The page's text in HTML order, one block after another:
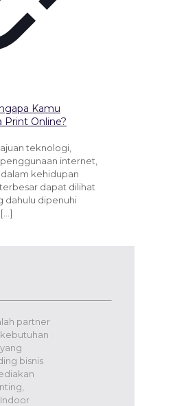
Kamu
Print Online?
teknologi,
internet,
kehidupan
dapat dilihat
dahulu dipenuhi
[…]
partner
bisnis